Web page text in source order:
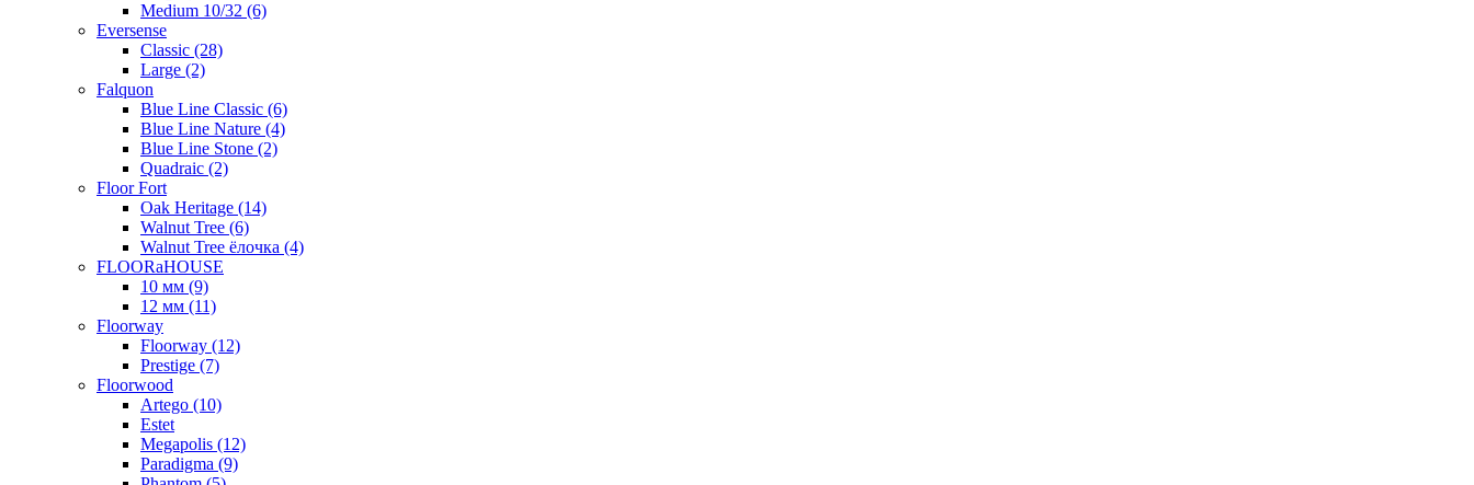
Medium 10/32 (6)
Eversense
Classic (28)
Large (2)
Falquon
Blue Line Classic (6)
Blue Line Nature (4)
Blue Line Stone (2)
Quadraic (2)
Floor Fort
Oak Heritage (14)
Walnut Tree (6)
Walnut Tree ёлочка (4)
FLOORaHOUSE
10 мм (9)
12 мм (11)
Floorway
Floorway (12)
Prestige (7)
Floorwood
Artego (10)
Estet
Megapolis (12)
Paradigma (9)